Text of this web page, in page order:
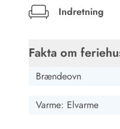
Gast
AI Oversat (Se
I den mørke årstid
Gast
Indretning
Fakta om
Brændeovn
Varme: Elvarme